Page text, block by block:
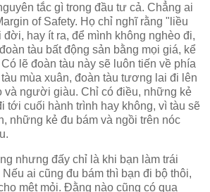
tắc gì trong đầu tư cả. Chẳng ai
of Safety. Họ chỉ nghĩ rằng "liều
hay ít ra, để mình không nghèo đi,
tàu bất động sản bằng mọi giá, kể
lẽ đoàn tàu này sẽ luôn tiến về phía
mùa xuân, đoàn tàu tương lai đi lên
và người giàu. Chỉ có điều, những kẻ
tới cuối hành trình hay không, vì tàu sẽ
những kẻ đu bám và ngồi trên nóc
nhưng đấy chỉ là khi bạn làm trái
ai cũng đu bám thì bạn đi bộ thôi,
mệt mỏi. Đằng nào cũng có qua